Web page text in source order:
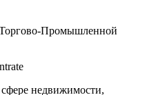
Промышленной
недвижимости,